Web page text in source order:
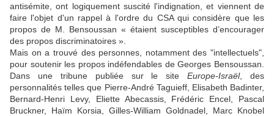
antisémite, ont logiquement suscité l'indignation, et viennent de
faire l'objet d'un rappel à l'ordre du CSA qui considère que les
propos de M. Bensoussan « étaient susceptibles d’encourager
des propos discriminatoires ».
Mais on a trouvé des personnes, notamment des "intellectuels",
pour soutenir les propos indéfendables de Georges Bensoussan.
Dans une tribune publiée sur le siteEurope-Israël, des
personnalités telles que Pierre-André Taguieff, Elisabeth Badinter,
Bernard-Henri Levy, Eliette Abecassis, Frédéric Encel, Pascal
Bruckner, Haïm Korsia, Gilles-William Goldnadel, Marc Knobel